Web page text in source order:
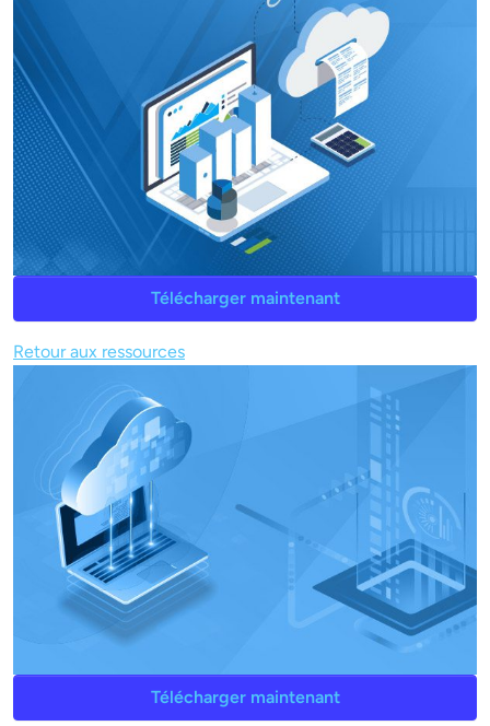
Télécharger maintenant
Retour aux ressources
Télécharger maintenant